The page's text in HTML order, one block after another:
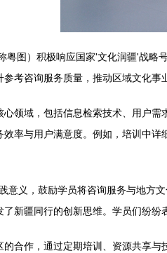
粤图）积极响应国家'文化润疆'战略
考咨询服务质量，推动区域文化事
领域，包括信息检索技术、用户
率与用户满意度。例如，培训中
意义，鼓励学员将咨询服务与地方
新疆同行的创新思维。学员们纷
合作，通过定期培训、资源共享